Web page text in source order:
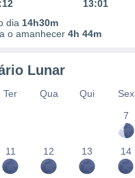
13:01
dia 14h30m
o amanhecer 4h 44m
Lunar
Ter Qua Qui Sex
7
11 12 13 14